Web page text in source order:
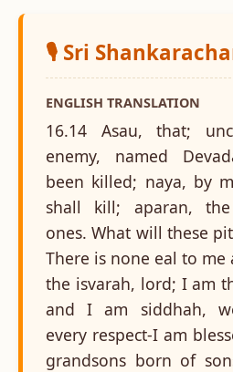
🎙️ Sri
ENGLISH TRANSLATION
16.14 Asau, that;
enemy, named
been killed; naya, by
shall kill; aparan,
ones. What will these
There is none eal to me
the isvarah, lord; I am
and I am siddhah,
every respect-I am
grandsons born of